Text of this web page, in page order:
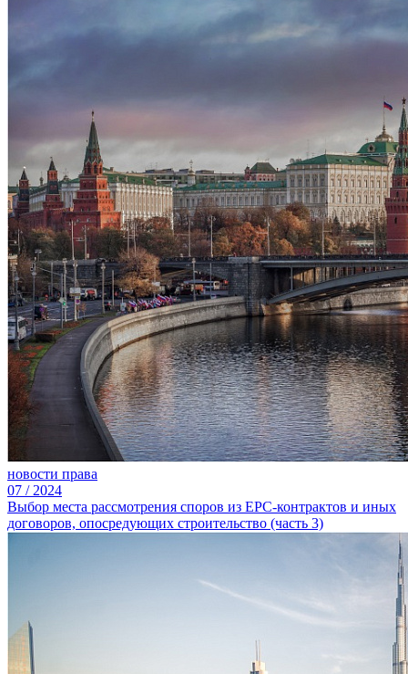
новости права
07 / 2024
Выбор места рассмотрения споров из ЕРС-контрактов и иных
договоров, опосредующих строительство (часть 3)